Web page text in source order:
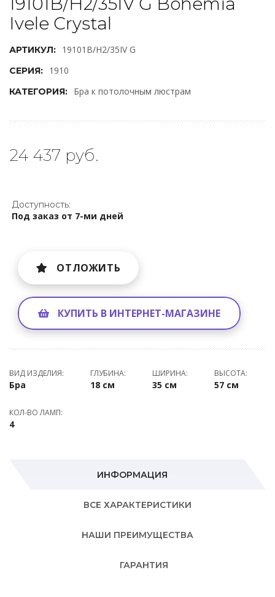
Ivele Crystal
АРТИКУЛ: 19101B/H2/35IV G
СЕРИЯ: 1910
КАТЕГОРИЯ: Бра к потолочным люстрам
24 437 руб.
Доступность:
Под заказ от 7-ми дней
ОТЛОЖИТЬ
КУПИТЬ В ИНТЕРНЕТ-МАГАЗИНЕ
ВИД ИЗДЕЛИЯ:
Бра
ГЛУБИНА:
18 см
ШИРИНА:
35 см
ВЫСОТА:
57 см
КОЛ-ВО ЛАМП:
4
ИНФОРМАЦИЯ
ВСЕ ХАРАКТЕРИСТИКИ
НАШИ ПРЕИМУЩЕСТВА
ГАРАНТИЯ